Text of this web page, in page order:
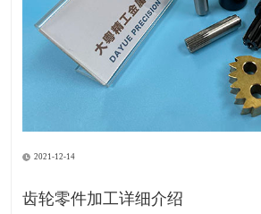
2021-12-14
齿轮零件加工详细介绍